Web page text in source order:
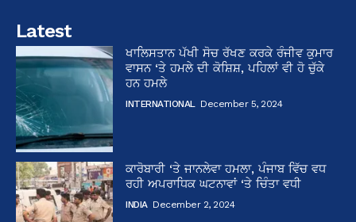
Latest
ਖਾਲਿਸਤਾਨ ਪੱਖੀ ਸੋਚ ਰੱਖਣ ਕਰਕੇ ਰੰਜੀਵ ਕੁਮਾਰ
ਵਾਸਨ ‘ਤੇ ਹਮਲੇ ਦੀ ਕੋਸ਼ਿਸ਼, ਪਹਿਲਾਂ ਵੀ ਹੋ ਚੁੱਕੇ
ਹਨ ਹਮਲੇ
INTERNATIONAL December 5, 2024
ਕਾਰੋਬਾਰੀ ‘ਤੇ ਜਾਨਲੇਵਾ ਹਮਲਾ, ਪੰਜਾਬ ਵਿੱਚ ਵਧ
ਰਹੀ ਅਪਰਾਧਿਕ ਘਟਨਾਵਾਂ ‘ਤੇ ਚਿੰਤਾ ਵਧੀ
INDIA December 2, 2024